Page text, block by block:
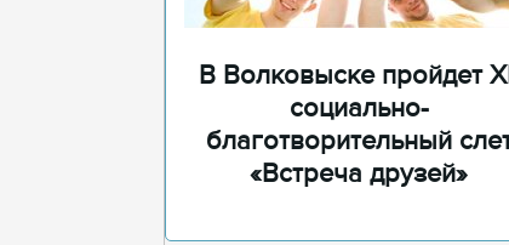
В Волковыске пройдет
социально-
благотворительный
«Встреча друзей»